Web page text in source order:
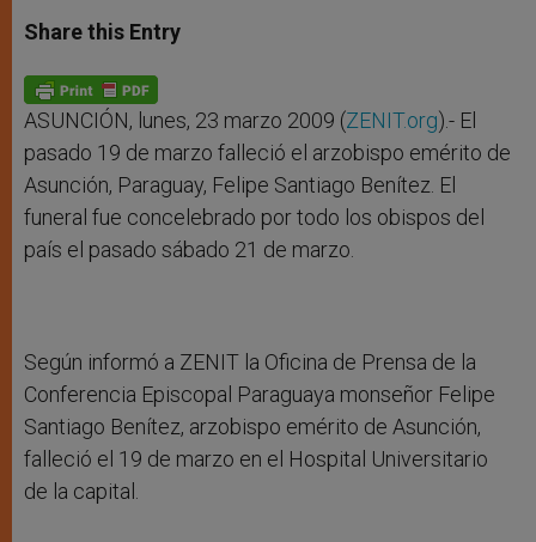
t
s
p
p
s
e
g
e
r
e
b
o
k
Share this Entry
ASUNCIÓN, lunes, 23 marzo 2009 (ZENIT.org).- El
pasado 19 de marzo falleció el arzobispo emérito de
Asunción, Paraguay, Felipe Santiago Benítez. El
funeral fue concelebrado por todo los obispos del
país el pasado sábado 21 de marzo.
Según informó a ZENIT la Oficina de Prensa de la
Conferencia Episcopal Paraguaya monseñor Felipe
Santiago Benítez, arzobispo emérito de Asunción,
falleció el 19 de marzo en el Hospital Universitario
de la capital.